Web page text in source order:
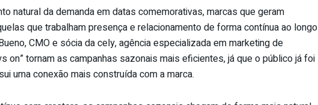
natural da demanda em datas comemorativas, marcas que geram
que trabalham presença e relacionamento de forma contínua ao longo
CMO e sócia da cely, agência especializada em marketing de
on” tornam as campanhas sazonais mais eficientes, já que o público já foi
uma conexão mais construída com a marca.